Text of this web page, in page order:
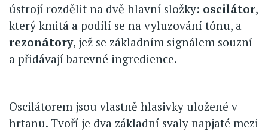
ústrojí rozdělit na dvě hlavní složky: oscilátor,
který kmitá a podílí se na vyluzování tónu, a
rezonátory, jež se základním signálem souzní
a přidávají barevné ingredience.
Oscilátorem jsou vlastně hlasivky uložené v
hrtanu. Tvoří je dva základní svaly napjaté mezi